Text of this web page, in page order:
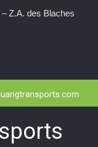
Z.A. des Blaches